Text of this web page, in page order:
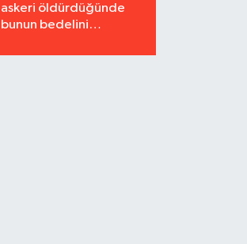
askeri öldürdüğünde
bunun bedelini